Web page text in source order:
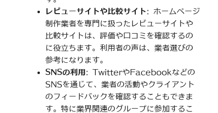
レビューサイトや比較サイト: ホームページ
制作業者を専門に扱ったレビューサイトや
比較サイトは、評価や口コミを確認するの
に役立ちます。利用者の声は、業者選びの
参考になります。
SNSの利用 : TwitterやFacebookなどの
SNSを通じて、業者の活動やクライアント
のフィードバックを確認することもできま
す。特に業界関連のグループに参加するこ